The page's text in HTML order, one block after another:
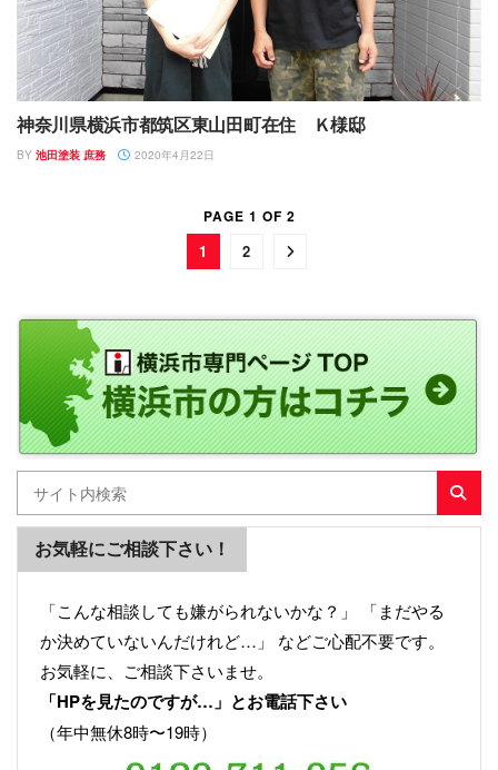
神奈川県横浜市都筑区東山田町在住 Ｋ様邸
BY 池田塗装 庶務 2020年4月22日
PAGE 1 OF 2
1 2
お気軽にご相談下さい！
「こんな相談しても嫌がられないかな？」 「まだやる
か決めていないんだけれど…」 などご心配不要です。
お気軽に、ご相談下さいませ。
「HPを見たのですが…」とお電話下さい
（年中無休8時〜19時）